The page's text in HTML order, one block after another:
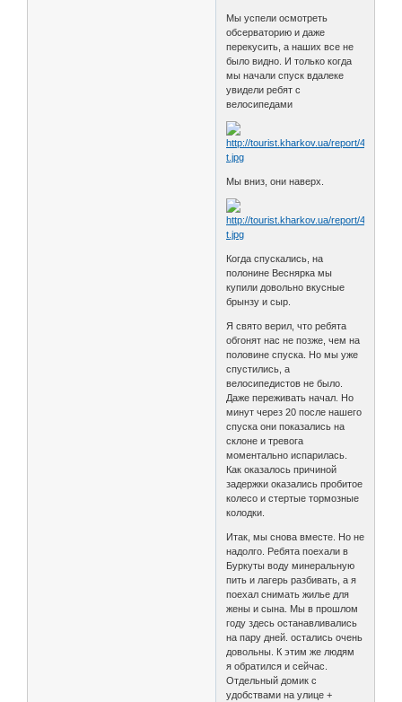
Мы успели осмотреть
обсерваторию и даже
перекусить, а наших все не
было видно. И только когда
мы начали спуск вдалеке
увидели ребят с
велосипедами
Мы вниз, они наверх.
Когда спускались, на
полонине Веснярка мы
купили довольно вкусные
брынзу и сыр.
Я свято верил, что ребята
обгонят нас не позже, чем на
половине спуска. Но мы уже
спустились, а
велосипедистов не было.
Даже переживать начал. Но
минут через 20 после нашего
спуска они показались на
склоне и тревога
моментально испарилась.
Как оказалось причиной
задержки оказались пробитое
колесо и стертые тормозные
колодки.
Итак, мы снова вместе. Но не
надолго. Ребята поехали в
Буркуты воду минеральную
пить и лагерь разбивать, а я
поехал снимать жилье для
жены и сына. Мы в прошлом
году здесь останавливались
на пару дней. остались очень
довольны. К этим же людям
я обратился и сейчас.
Отдельный домик с
удобствами на улице +